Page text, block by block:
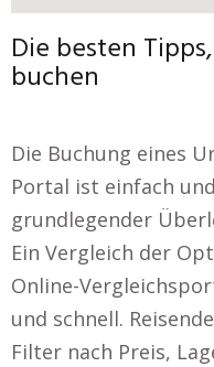
Die besten
buchen
Die Buchung eines
Portal ist einfach
grundlegender
Ein Vergleich der
Online-
und schnell.
Filter nach Preis,